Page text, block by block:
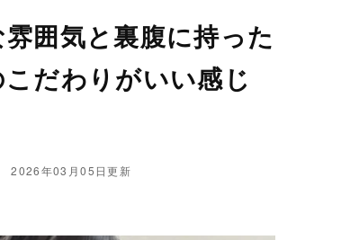
囲気と裏腹に持った
だわりがいい感じ
2026年03月05日更新